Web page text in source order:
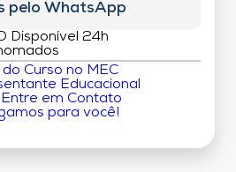
pelo WhatsApp
Disponível 24h
Curso no MEC
Educacional
em Contato
para você!